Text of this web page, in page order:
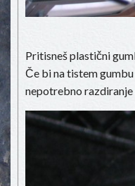
Pritisneš plastični
Če bi na tistem
nepotrebno